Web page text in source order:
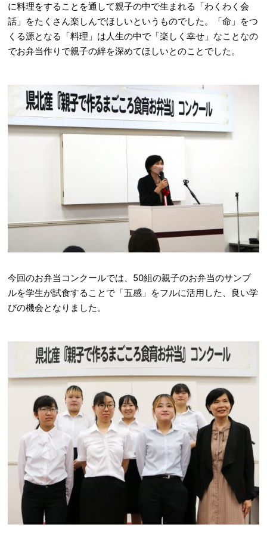
に料理をすることを通して親子の中で生まれる「わくわく会
話」をたくさん楽しんでほしいというものでした。「命」をつ
くる源となる「料理」は人生の中で「楽しく幸せ」なことなの
でお弁当作りで親子の絆を深めてほしいとのことでした。
今回のお弁当コンクールでは、50組の親子のお弁当のサンプ
ルを学生が試食することで「五感」をフルに活用した、良い学
びの機会となりました。